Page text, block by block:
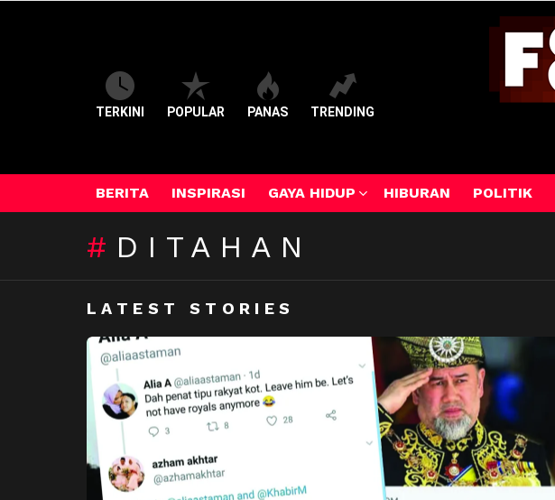
TERKINI POPULAR PANAS TRENDING
BERITA INSPIRASI GAYA HIDUP HIBURAN POLITIK
DITAHAN
LATEST STORIES